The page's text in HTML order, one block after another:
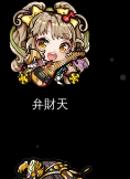
弁財天